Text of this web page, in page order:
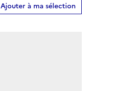
Ajouter à ma sélection